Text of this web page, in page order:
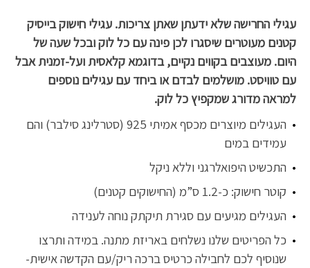
עגילי החרישה שלא ידעתן שאתן צריכות. עגילי חישוק בייסיק
קטנים מעוטרים שיסגרו לכן פינה עם כל לוק ובכל שעה של
היום. מעוצבים בקווים נקיים, בדוגמא קלאסית ועל-זמנית אבל
עם טוויסט. מושלמים לבדם או ביחד עם עגילים נוספים
למראה מדורג שמקפיץ כל לוק.
העגילים מיוצרים מכסף אמיתי 925 (סטרלינג סילבר) והם
עמידים במים
התכשיט היפואלרגני וללא ניקל
קוטר חישוק: כ-1.2 ס”מ (החישוקים קטנים)
העגילים מגיעים עם סגירת תיקתק נוחה לענידה
כל הפריטים שלנו נשלחים באריזת מתנה. במידה ותרצו
שנוסיף לכם לחבילה כרטיס ברכה ריק/עם הקדשה אישית-